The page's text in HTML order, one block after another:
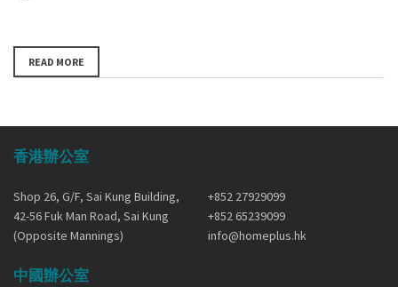
READ MORE
香港辦公室
Shop 26, G/F, Sai Kung Building,
42-56 Fuk Man Road, Sai Kung
(Opposite Mannings)
+852 27929099
+852 65239099
info@homeplus.hk
中國辦公室